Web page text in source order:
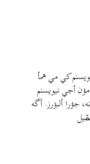
کي مي همأ
أجي نيويسنم
جؤرا ألبۊرز. أگه